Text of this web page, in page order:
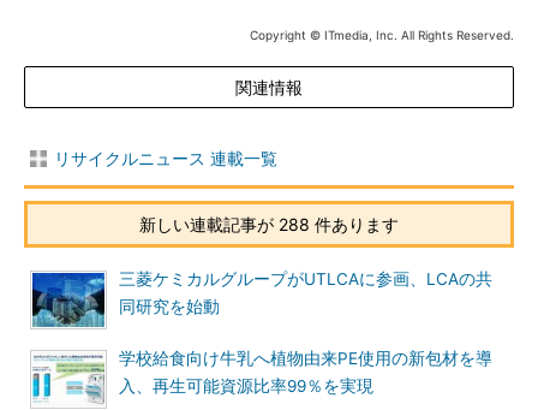
Copyright © ITmedia, Inc. All Rights Reserved.
関連情報
リサイクルニュース 連載一覧
新しい連載記事が 288 件あります
三菱ケミカルグループがUTLCAに参画、LCAの共
同研究を始動
学校給食向け牛乳へ植物由来PE使用の新包材を導
入、再生可能資源比率99％を実現